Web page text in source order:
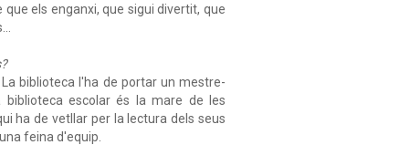
els enganxi, que sigui divertit, que
biblioteca l'ha de portar un mestre-
escolar és la mare de les
ha de vetllar per la lectura dels seus
feina d'equip.